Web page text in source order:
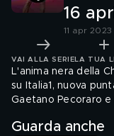
16
11 apr 2023
VAI ALLA SERIE LA TUA
L'anima nera della
su Italia1, nuova
Gaetano Pecoraro
del Papa all'interno
Guarda anche